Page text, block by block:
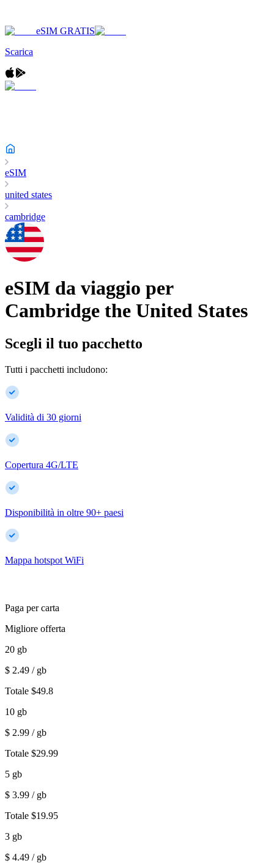
eSIM GRATIS
Scarica
eSIM
united states
cambridge
eSIM da viaggio per
Cambridge the United States
Scegli il tuo pacchetto
Tutti i pacchetti includono:
Validità di 30 giorni
Copertura 4G/LTE
Disponibilità in oltre 90+ paesi
Mappa hotspot WiFi
Paga per carta
Migliore offerta
20 gb
$ 2.49 / gb
Totale $49.8
10 gb
$ 2.99 / gb
Totale $29.99
5 gb
$ 3.99 / gb
Totale $19.95
3 gb
$ 4.49 / gb